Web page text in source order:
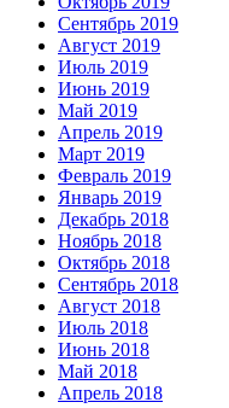
Сентябрь 2019
Август 2019
Июль 2019
Июнь 2019
Май 2019
Апрель 2019
Март 2019
Февраль 2019
Январь 2019
Декабрь 2018
Ноябрь 2018
Октябрь 2018
Сентябрь 2018
Август 2018
Июль 2018
Июнь 2018
Май 2018
Апрель 2018